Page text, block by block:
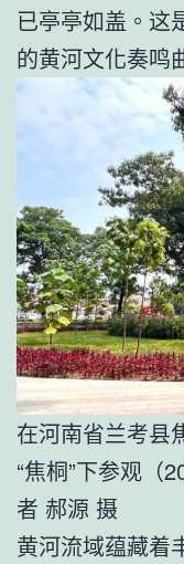
已亭亭如盖。这
的黄河文化奏鸣
在河南省兰考县
“焦桐”下参观（
者 郝源 摄
黄河流域蕴藏着